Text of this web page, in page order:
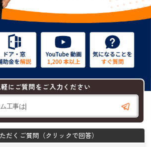
にご質問をご入力ください